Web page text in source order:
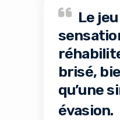
Le
brisé,
qu’une
évasion.